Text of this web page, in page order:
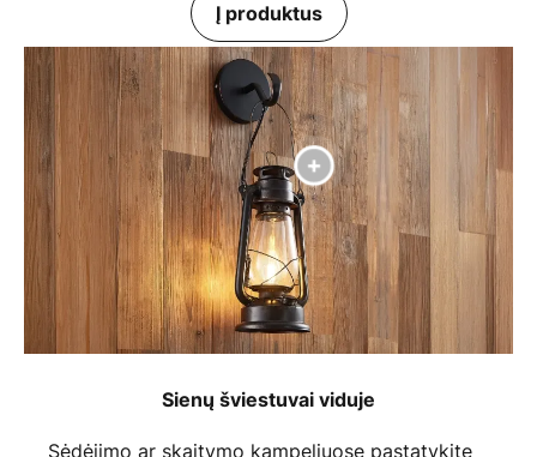
Į produktus
Sienų šviestuvai viduje
Sėdėjimo ar skaitymo kampeliuose pastatykite